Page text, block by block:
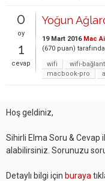
0
oy
1
cevap
Yoğun
19 Mart 2016 Mac
(670 puan)
wifi
wifi-
macbook-pro
Hoş geldiniz,
Sihirli Elma Soru & Cevap
alabilirsiniz. Sorunuzu
Detaylı bilgi için buraya